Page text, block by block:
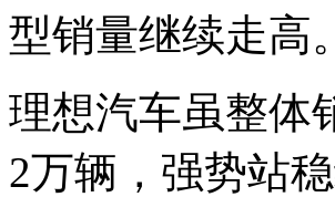
型销量继续走高。
理想汽车虽整体
2万辆，强势站